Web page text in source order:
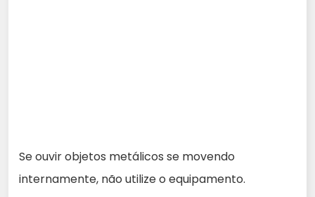
Se ouvir objetos metálicos se movendo
internamente, não utilize o equipamento.